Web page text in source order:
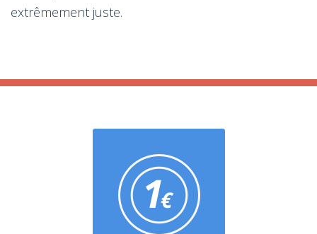
extrêmement juste.